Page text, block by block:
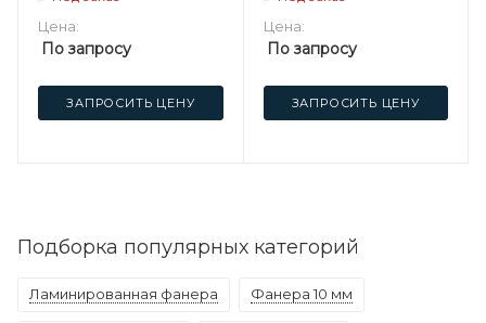
Цена:
По запросу
ЗАПРОСИТЬ ЦЕНУ
Цена:
По запросу
ЗАПРОСИТЬ ЦЕНУ
Подборка популярных категорий
Ламинированная фанера Фанера 10 мм